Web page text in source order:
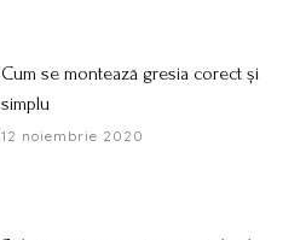
Cum se montează gresia corect și
simplu
12 noiembrie 2020